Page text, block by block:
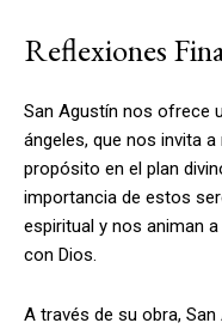
Reflexiones
San Agustín nos ofrece
ángeles, que nos invita
propósito en el plan
importancia de estos
espiritual y nos animan
con Dios.
A través de su obra,